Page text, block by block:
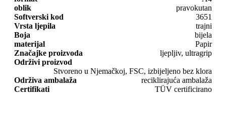
oblik
pravokutan
Softverski kod
3651
Vrsta ljepila
trajni
Boja
bijela
materijal
Papir
Značajke proizvoda
ljepljiv, ultragrip
Održivi proizvod
Stvoreno u Njemačkoj, FSC, izbijeljeno bez klora
Održiva ambalaža
reciklirajuća ambalaža
Certifikati
TÜV certificirano